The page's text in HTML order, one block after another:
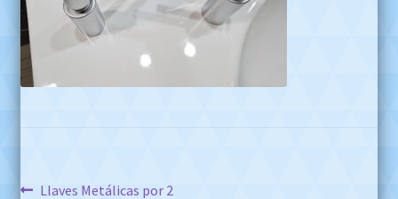
Anterior:
Llaves Metálicas por 2